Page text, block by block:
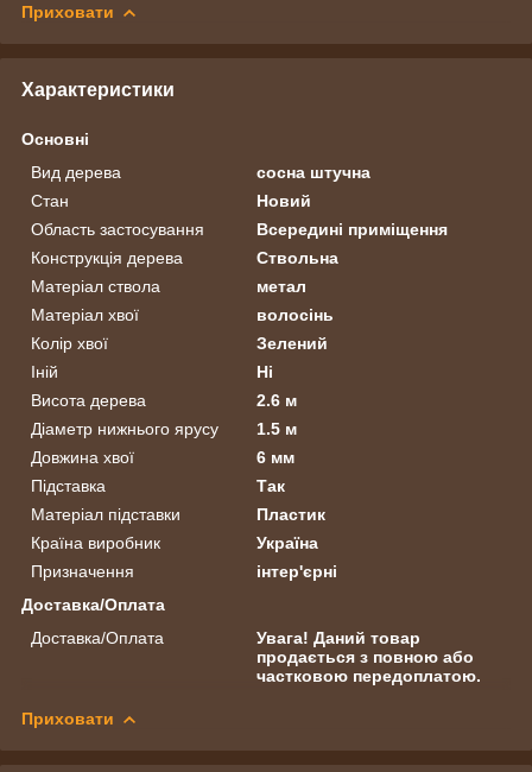
Приховати
Характеристики
Основні
Вид дерева
сосна штучна
Стан
Новий
Область застосування
Всередині приміщення
Конструкція дерева
Ствольна
Матеріал ствола
метал
Матеріал хвої
волосінь
Колір хвої
Зелений
Іній
Ні
Висота дерева
2.6 м
Діаметр нижнього ярусу
1.5 м
Довжина хвої
6 мм
Підставка
Так
Матеріал підставки
Пластик
Країна виробник
Україна
Призначення
інтер'єрні
Доставка/Оплата
Доставка/Оплата
Увага! Даний товар
продається з повною або
частковою передоплатою.
Приховати